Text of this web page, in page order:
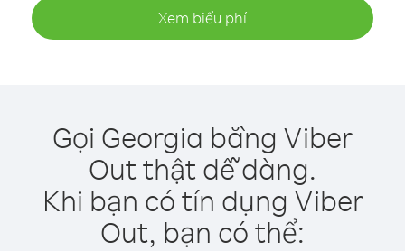
Xem biểu phí
Gọi Georgia bằng Viber
Out thật dễ dàng.
Khi bạn có tín dụng Viber
Out, bạn có thể: